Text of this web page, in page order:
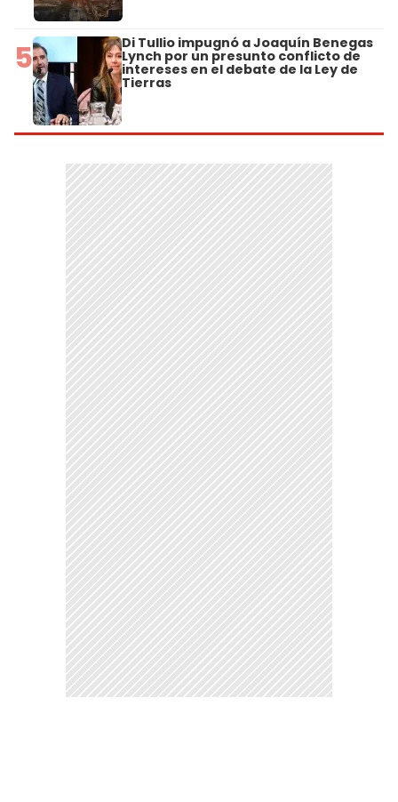
5 Di Tullio impugnó a Joaquín Benegas
Lynch por un presunto conflicto de
intereses en el debate de la Ley de
Tierras